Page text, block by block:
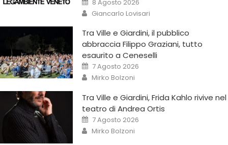
8 Agosto 2026
Giancarlo Lovisari
Tra Ville e Giardini, il pubblico
abbraccia Filippo Graziani, tutto
esaurito a Ceneselli
7 Agosto 2026
Mirko Bolzoni
Tra Ville e Giardini, Frida Kahlo rivive nel
teatro di Andrea Ortis
7 Agosto 2026
Mirko Bolzoni